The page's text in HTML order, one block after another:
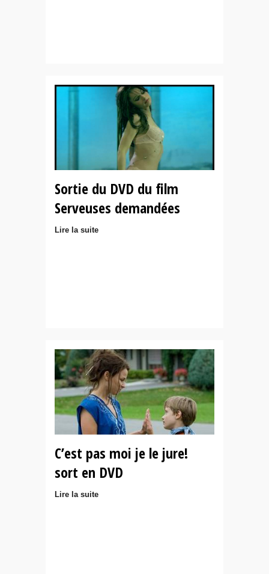
Sortie du DVD du film
Serveuses demandées
Lire la suite
C’est pas moi je le jure!
sort en DVD
Lire la suite